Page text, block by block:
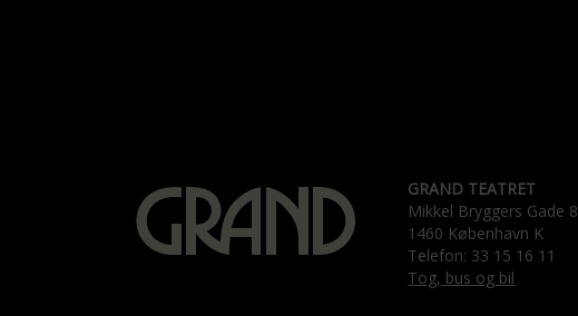
GRAND TEATRET
Mikkel Bryggers Gade 8
1460 København K
Telefon: 33 15 16 11
Tog, bus og bil